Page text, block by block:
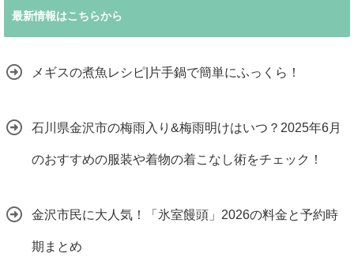
最新情報はこちらから
メギスの煮魚レシピ|片手鍋で簡単にふっくら！
石川県金沢市の梅雨入り&梅雨明けはいつ？2025年6月
のおすすめの服装や着物の着こなし術をチェック！
金沢市民に大人気！「氷室饅頭」2026の料金と予約時
期まとめ